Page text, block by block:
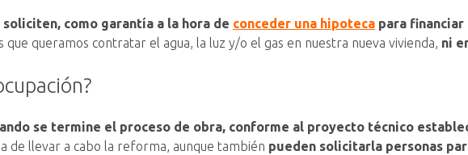
como garantía a la hora de conceder una hipoteca para
queramos contratar el agua, la luz y/o el gas en nuestra nueva vivienda, ni
se termine el proceso de obra, conforme al proyecto técnico
de llevar a cabo la reforma, aunque también pueden solicitarla personas